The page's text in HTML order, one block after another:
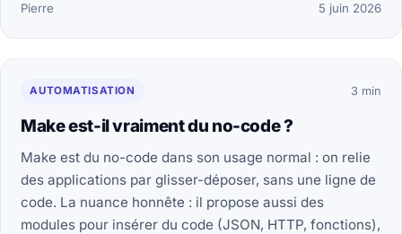
Pierre 5 juin 2026
AUTOMATISATION 3 min
Make est-il vraiment du no-code ?
Make est du no-code dans son usage normal : on relie
des applications par glisser-déposer, sans une ligne de
code. La nuance honnête : il propose aussi des
modules pour insérer du code (JSON, HTTP, fonctions),